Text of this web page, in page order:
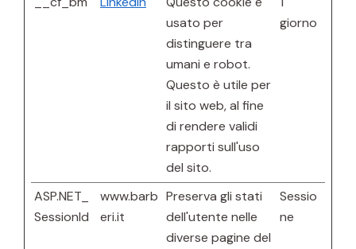
usato per
distinguere tra
umani e robot.
Questo è utile per
il sito web, al fine
di rendere validi
rapporti sull'uso
del sito.
giorno
ASP.NET_
SessionId
www.barb
eri.it
Preserva gli stati
dell'utente nelle
diverse pagine del
Sessio
ne